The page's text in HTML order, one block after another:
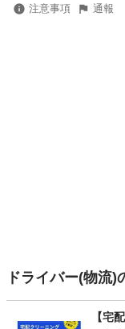
注意事項 通報
ドライバー(物流
【宅